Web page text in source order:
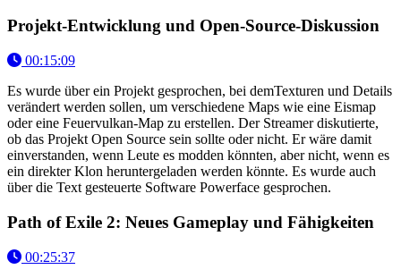
Projekt-Entwicklung und Open-Source-Diskussion
00:15:09
Es wurde über ein Projekt gesprochen, bei demTexturen und Details
verändert werden sollen, um verschiedene Maps wie eine Eismap
oder eine Feuervulkan-Map zu erstellen. Der Streamer diskutierte,
ob das Projekt Open Source sein sollte oder nicht. Er wäre damit
einverstanden, wenn Leute es modden könnten, aber nicht, wenn es
ein direkter Klon heruntergeladen werden könnte. Es wurde auch
über die Text gesteuerte Software Powerface gesprochen.
Path of Exile 2: Neues Gameplay und Fähigkeiten
00:25:37